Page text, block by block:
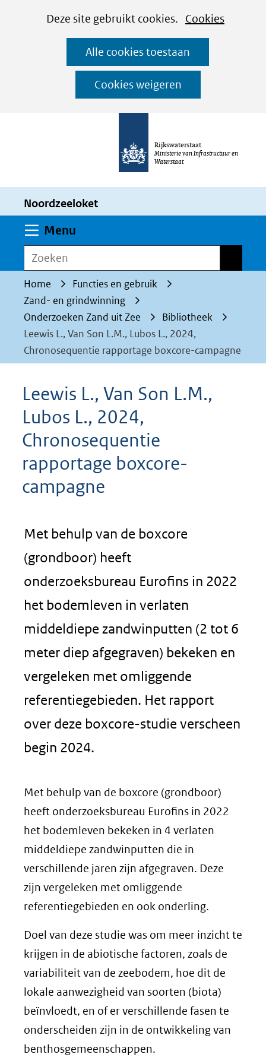
CookiesDeze site gebruikt cookies. Cookies
worden
toegestaan
geweigerd.
Alle cookies toestaan
Cookies weigeren
Ga
naar
de
inhoud
Rijkswaterstaat
Ministerie van Infrastructuur en
Waterstaat
Noordzeeloket
Menu
Zoeken
Home
Functies en gebruik
Zand- en grindwinning
Onderzoeken Zand uit Zee
Bibliotheek
Leewis L., Van Son L.M., Lubos L., 2024,
Chronosequentie rapportage boxcore-campagne
Leewis L., Van Son L.M.,
Lubos L., 2024,
Chronosequentie
rapportage boxcore-
campagne
Met behulp van de boxcore
(grondboor) heeft
onderzoeksbureau Eurofins in 2022
het bodemleven in verlaten
middeldiepe zandwinputten (2 tot 6
meter diep afgegraven) bekeken en
vergeleken met omliggende
referentiegebieden. Het rapport
over deze boxcore-studie verscheen
begin 2024.
Met behulp van de boxcore (grondboor)
heeft onderzoeksbureau Eurofins in 2022
het bodemleven bekeken in 4 verlaten
middeldiepe zandwinputten die in
verschillende jaren zijn afgegraven. Deze
zijn vergeleken met omliggende
referentiegebieden en ook onderling.
Doel van deze studie was om meer inzicht te
krijgen in de abiotische factoren, zoals de
variabiliteit van de zeebodem, hoe dit de
lokale aanwezigheid van soorten (biota)
beïnvloedt, en of er verschillende fasen te
onderscheiden zijn in de ontwikkeling van
benthosgemeenschappen.